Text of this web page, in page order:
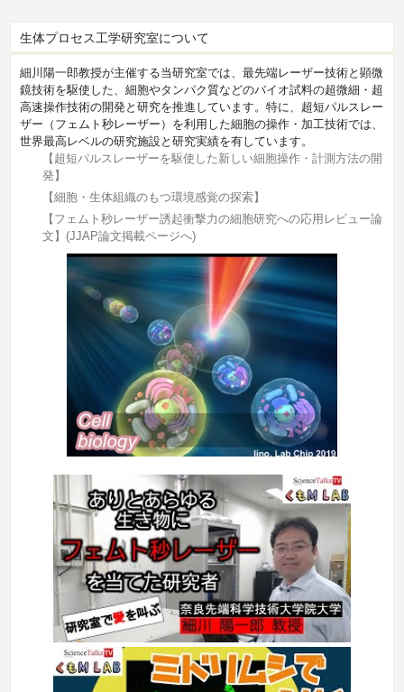
生体プロセス工学研究室について
細川陽一郎教授が主催する当研究室では、最先端レーザー技術と顕微
鏡技術を駆使した、細胞やタンパク質などのバイオ試料の超微細・超
高速操作技術の開発と研究を推進しています。特に、超短パルスレー
ザー（フェムト秒レーザー）を利用した細胞の操作・加工技術では、
世界最高レベルの研究施設と研究実績を有しています。
【超短パルスレーザーを駆使した新しい細胞操作・計測方法の開
発】
【細胞・生体組織のもつ環境感覚の探索】
【フェムト秒レーザー誘起衝撃力の細胞研究への応用レビュー論
文】(JJAP論文掲載ページへ)